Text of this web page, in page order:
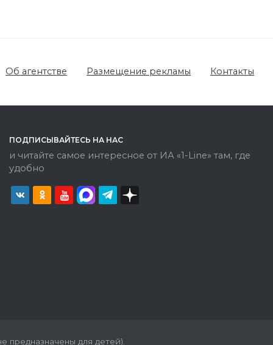
Об агентстве Размещение рекламы Контакты
ПОДПИСЫВАЙТЕСЬ НА НАС
и читайте самое интересное от ИА «1-Line» там, где
удобно
предназначены для детей).